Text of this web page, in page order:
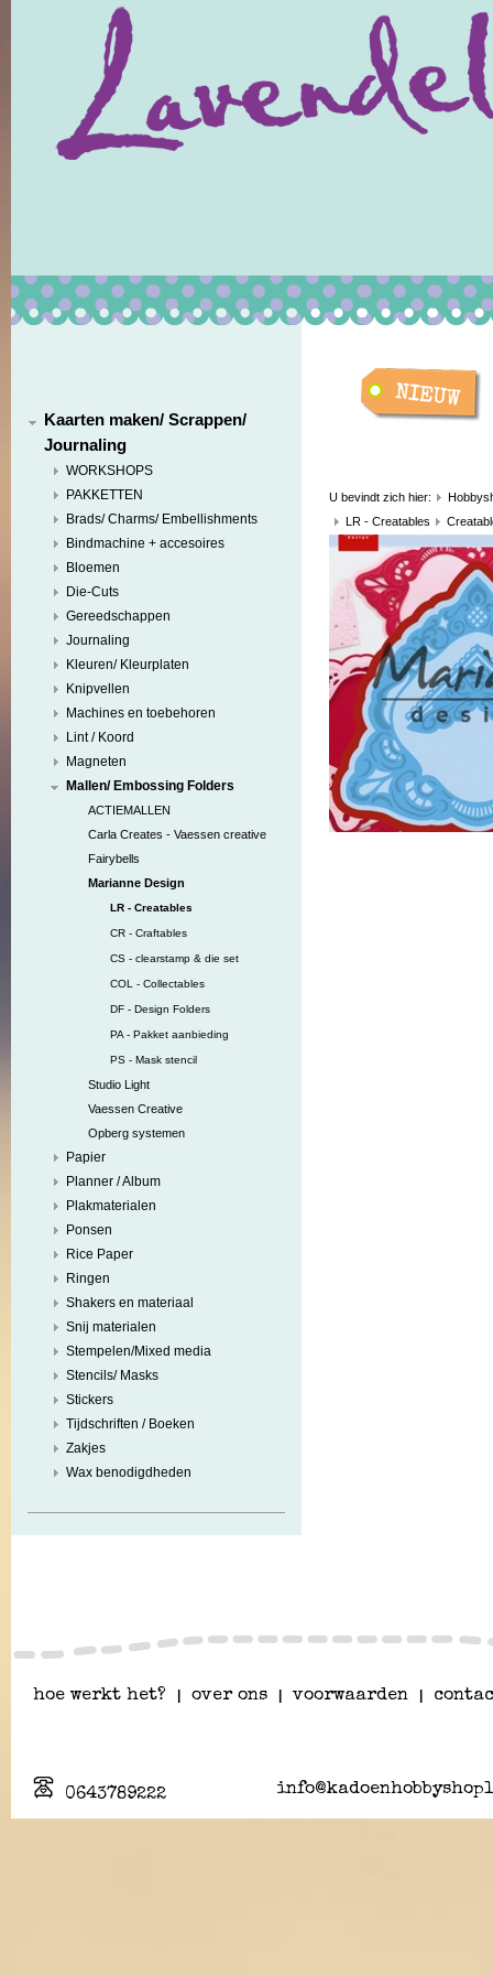
Kaarten maken/ Scrappen/
Journaling
WORKSHOPS
PAKKETTEN
Brads/ Charms/ Embellishments
Bindmachine + accesoires
Bloemen
Die-Cuts
Gereedschappen
Journaling
Kleuren/ Kleurplaten
Knipvellen
Machines en toebehoren
Lint / Koord
Magneten
Mallen/ Embossing Folders
ACTIEMALLEN
Carla Creates - Vaessen creative
Fairybells
Marianne Design
LR - Creatables
CR - Craftables
CS - clearstamp & die set
COL - Collectables
DF - Design Folders
PA - Pakket aanbieding
PS - Mask stencil
Studio Light
Vaessen Creative
Opberg systemen
Papier
Planner / Album
Plakmaterialen
Ponsen
Rice Paper
Ringen
Shakers en materiaal
Snij materialen
Stempelen/Mixed media
Stencils/ Masks
Stickers
Tijdschriften / Boeken
Zakjes
Wax benodigdheden
U bevindt zich hier:
LR - Creatables
hoe werkt het? over ons voorwaarden
0643789222